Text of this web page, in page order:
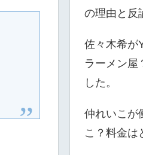
の理由と反
佐々木希が
ラーメン屋
した。
仲れいこが
こ？料金は